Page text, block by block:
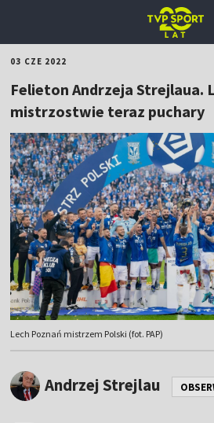
03 CZE 2022
Felieton Andrzeja Strejlaua.
mistrzostwie teraz puchary
Lech Poznań mistrzem Polski (fot. PAP)
Andrzej Strejlau